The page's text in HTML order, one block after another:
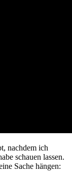
nachdem ich
schauen lassen.
Sache hängen: